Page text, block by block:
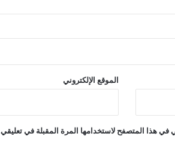
الموقع الإلكتروني
في هذا المتصفح لاستخدامها المرة المقبلة في